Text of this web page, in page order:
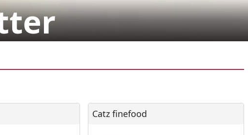
Catz finefood
Catz finefood